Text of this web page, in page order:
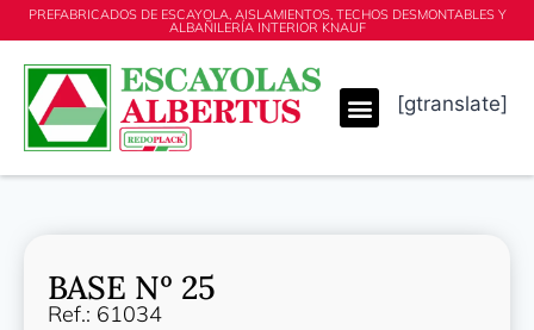
PREFABRICADOS DE ESCAYOLA, AISLAMIENTOS, TECHOS DESMONTABLES Y
ALBAÑILERÍA INTERIOR KNAUF
[gtranslate]
BASE Nº 25
Ref.: 61034